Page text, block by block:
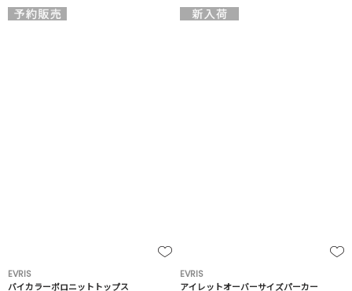
EVRIS
バイカラーポロニットトップス
EVRIS
アイレットオーバーサイズパーカー